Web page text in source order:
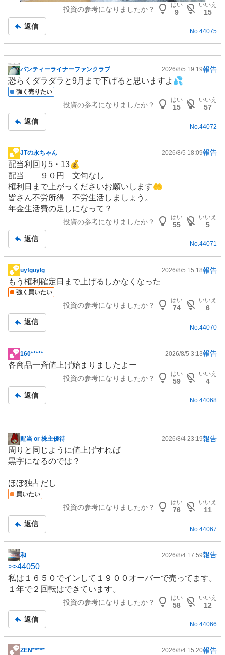
投資の参考になりましたか？
はい
9
いいえ
15
返信
No.44075
掲
示
板
パンティーライナーファンクラブ 2026/8/5 19:19報告
恐らくダラダラと9月まで下げると思いますよ💦
強く売りたい
投資の参考になりましたか？
はい
15
いいえ
57
返信
No.44072
掲
示
板
記
事
JTの永ちゃん 2026/8/5 18:09報告
配当利回り5・13💰
配当 ９０円 文句なし
権利日まで上がっくださいお願いします🤲
皆さん不労所得 不労生活しましょう。
年金生活費の足しになって？
投資の参考になりましたか？
はい
55
いいえ
5
返信
No.44071
掲
示
板
uyfguylg 2026/8/5 15:18報告
もう権利確定日まで上げるしかなくなった
強く買いたい
投資の参考になりましたか？
はい
74
いいえ
6
返信
No.44070
掲
示
事
160***** 2026/8/5 3:13報告
各商品一斉値上げ始まりましたよー
投資の参考になりましたか？
はい
59
いいえ
4
返信
No.44068
掲
示
板
事
配当 or 株主優待 2026/8/4 23:19報告
周りと同じように値上げすれば
黒字になるのでは？
ほぼ独占だし
買いたい
投資の参考になりましたか？
はい
76
いいえ
11
返信
No.44067
掲
示
板
記
和 2026/8/4 17:59報告
>>44050
私は１６５０でインして１９００オーバーで売ってます。
１年で２回転はできています。
投資の参考になりましたか？
はい
58
いいえ
12
返信
No.44066
ZEN***** 2026/8/4 15:20報告